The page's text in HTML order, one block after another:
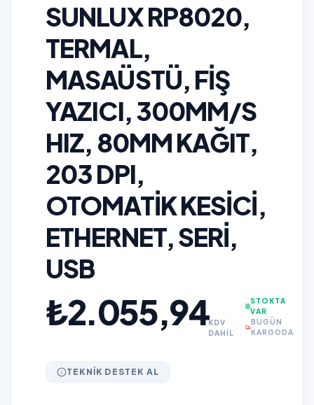
SUNLUX RP8020,
TERMAL,
MASAÜSTÜ, FIŞ
YAZICI, 300MM/S
HIZ, 80MM KAĞIT,
203 DPI,
OTOMATIK KESICI,
ETHERNET, SERI,
USB
₺2.055,94KDV
DAHİL
STOKTA
VAR
BUGÜN
KARGODA
TEKNIK DESTEK AL